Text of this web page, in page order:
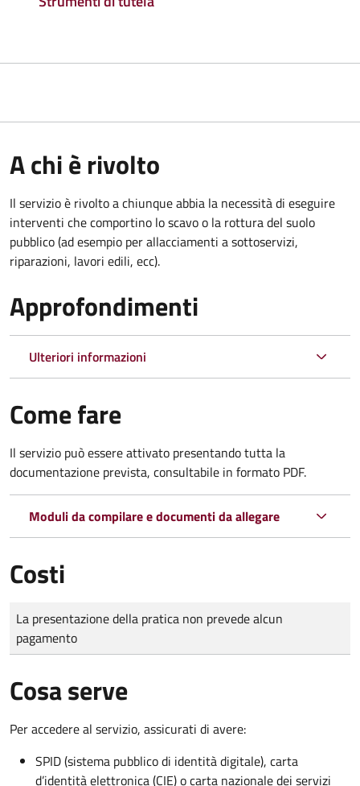
A chi è rivolto
Il servizio è rivolto a chiunque abbia la necessità di eseguire
interventi che comportino lo scavo o la rottura del suolo
pubblico (ad esempio per allacciamenti a sottoservizi,
riparazioni, lavori edili, ecc).
Approfondimenti
Ulteriori informazioni
Come fare
Il servizio può essere attivato presentando tutta la
documentazione prevista, consultabile in formato PDF.
Moduli da compilare e documenti da allegare
Costi
Tipo di pagamento
Importo
La presentazione della pratica non prevede alcun
pagamento
Cosa serve
Per accedere al servizio, assicurati di avere:
SPID (sistema pubblico di identità digitale), carta
d’identità elettronica (CIE) o carta nazionale dei servizi